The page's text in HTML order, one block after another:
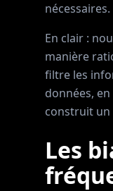
nécessaires.
En clair :
manière
filtre les
données,
construit un
Les